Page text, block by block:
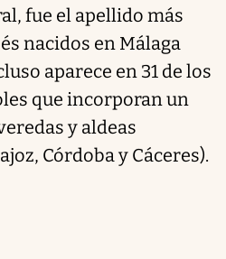
fue el apellido más
nacidos en Málaga
aparece en 31 de los
que incorporan un
y aldeas
Córdoba y Cáceres).